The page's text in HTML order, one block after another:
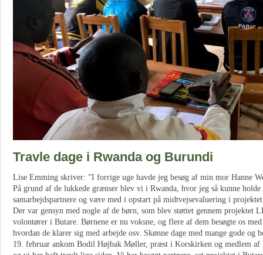
Travle dage i Rwanda og Burundi
Lise Emming skriver: ”I forrige uge havde jeg besøg af min mor Hanne
På grund af de lukkede grænser blev vi i Rwanda, hvor jeg så kunne holde
samarbejdspartnere og være med i opstart på midtvejsevaluering i
Der var gensyn med nogle af de børn, som blev støttet gennem projektet
volontører i Butare. Børnene er nu voksne, og flere af dem besøgte os
hvordan de klarer sig med arbejde osv. Skønne dage med mange gode og
19. februar ankom Bodil Højbak Møller, præst i Korskirken og medlem